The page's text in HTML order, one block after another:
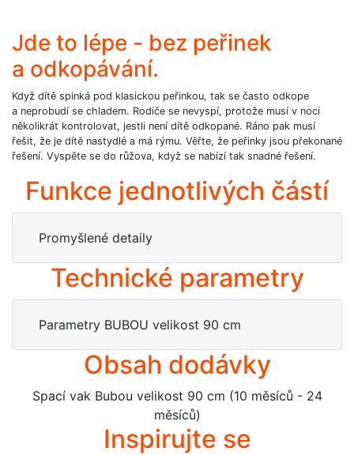
Jde to lépe - bez peřinek
a odkopávání.
Když dítě spinká pod klasickou peřinkou, tak se často odkope
a neprobudí se chladem. Rodiče se nevyspí, protože musí v noci
několikrát kontrolovat, jestli není dítě odkopané. Ráno pak musí
řešit, že je dítě nastydlé a má rýmu. Věřte, že peřinky jsou překonané
řešení. Vyspěte se do růžova, když se nabízí tak snadné řešení.
Funkce jednotlivých částí
Promyšlené detaily
Technické parametry
Parametry BUBOU velikost 90 cm
Obsah dodávky
Spací vak Bubou velikost 90 cm (10 měsíců - 24
měsíců)
Inspirujte se